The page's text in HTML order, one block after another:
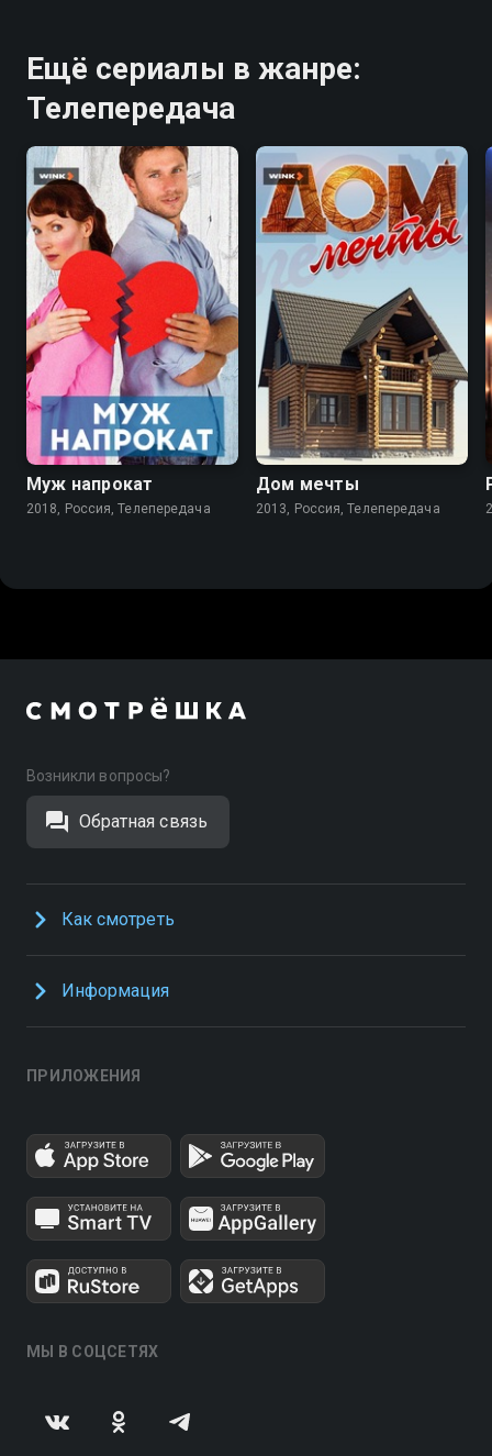
Ещё сериалы в жанре:
Телепередача
Муж напрокат
2018, Россия, Телепередача
Дом мечты
2013, Россия, Телепередача
Возникли вопросы?
Обратная связь
Как смотреть
Информация
ПРИЛОЖЕНИЯ
МЫ В СОЦСЕТЯХ